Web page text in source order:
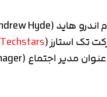
تک استارز (Techstars